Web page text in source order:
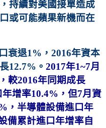
持續對美國接單造成
或可能蘋果新機而在
衰退1%，2016年資本
12.7%。 2017年1~7月
較2016年同期成長
增率10.4%，但7月資
，半導體設備進口年
備累計進口年增率自